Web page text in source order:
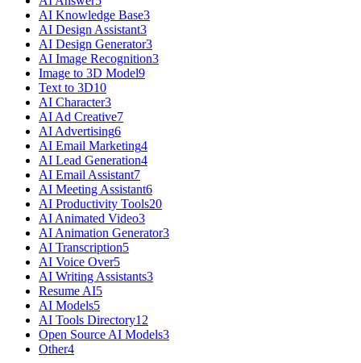
AI Knowledge Base3
AI Design Assistant3
AI Design Generator3
AI Image Recognition3
Image to 3D Model9
Text to 3D10
AI Character3
AI Ad Creative7
AI Advertising6
AI Email Marketing4
AI Lead Generation4
AI Email Assistant7
AI Meeting Assistant6
AI Productivity Tools20
AI Animated Video3
AI Animation Generator3
AI Transcription5
AI Voice Over5
AI Writing Assistants3
Resume AI5
AI Models5
AI Tools Directory12
Open Source AI Models3
Other4